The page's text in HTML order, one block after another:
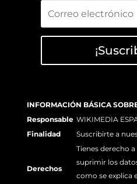
INFORMACIÓN BÁSICA
Responsable WIKIMEDIA
Finalidad
Suscribirte a
Derechos
Tienes derecho
suprimir los
como se explica